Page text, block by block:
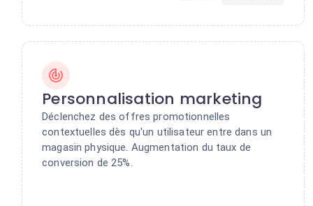
Personnalisation marketing
Déclenchez des offres promotionnelles
contextuelles dès qu'un utilisateur entre dans un
magasin physique. Augmentation du taux de
conversion de 25%.